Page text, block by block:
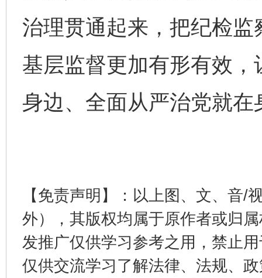
治理贯通起来，把纪检
基层监督更加有形有效
身边、全面从严治党就在
【免责声明】：以上图、文、音/
外），其版权均属于原作者或归
发推广仅供学习参考之用，禁止
仅供交流学习了解法律、法规、
东山县通报“牛蛙产品抗生素超标问题” 法